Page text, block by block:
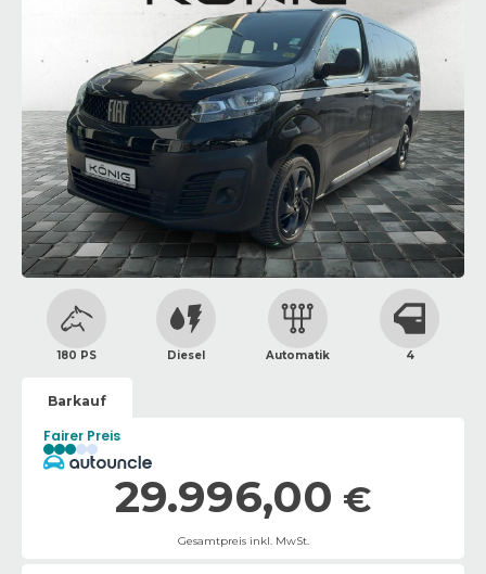
180 PS Diesel Automatik 4
Barkauf
Fairer Preis
29.996,00 €
Gesamtpreis inkl. MwSt.